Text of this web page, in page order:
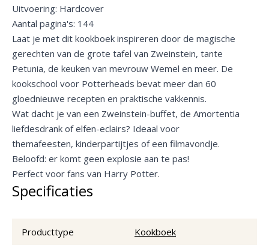
Uitvoering: Hardcover
Aantal pagina's: 144
Laat je met dit kookboek inspireren door de magische
gerechten van de grote tafel van Zweinstein, tante
Petunia, de keuken van mevrouw Wemel en meer. De
kookschool voor Potterheads bevat meer dan 60
gloednieuwe recepten en praktische vakkennis.
Wat dacht je van een Zweinstein-buffet, de Amortentia
liefdesdrank of elfen-eclairs? Ideaal voor
themafeesten, kinderpartijtjes of een filmavondje.
Beloofd: er komt geen explosie aan te pas!
Perfect voor fans van Harry Potter.
Specificaties
Producttype Kookboek